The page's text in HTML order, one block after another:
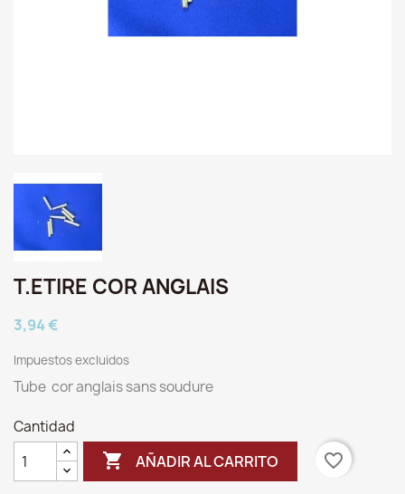
T.ETIRE COR ANGLAIS
3,94 €
Impuestos excluidos
Tube cor anglais sans soudure
Cantidad
 AÑADIR AL CARRITO favorite_border